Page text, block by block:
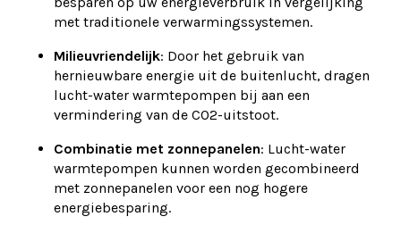
met traditionele verwarmingssystemen.
Milieuvriendelijk: Door het gebruik van
hernieuwbare energie uit de buitenlucht, dragen
lucht-water warmtepompen bij aan een
vermindering van de CO2-uitstoot.
Combinatie met zonnepanelen: Lucht-water
warmtepompen kunnen worden gecombineerd
met zonnepanelen voor een nog hogere
energiebesparing.